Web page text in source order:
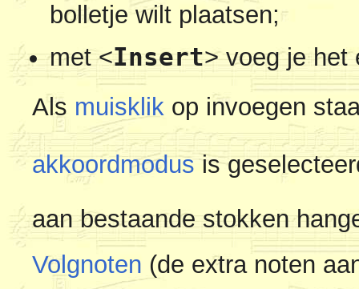
bolletje wilt plaatsen;
met<Insert>voeg je het
Als muisklik op invoegen
akkoordmodusis
aan bestaande stokken
Volgnoten (de extra noten